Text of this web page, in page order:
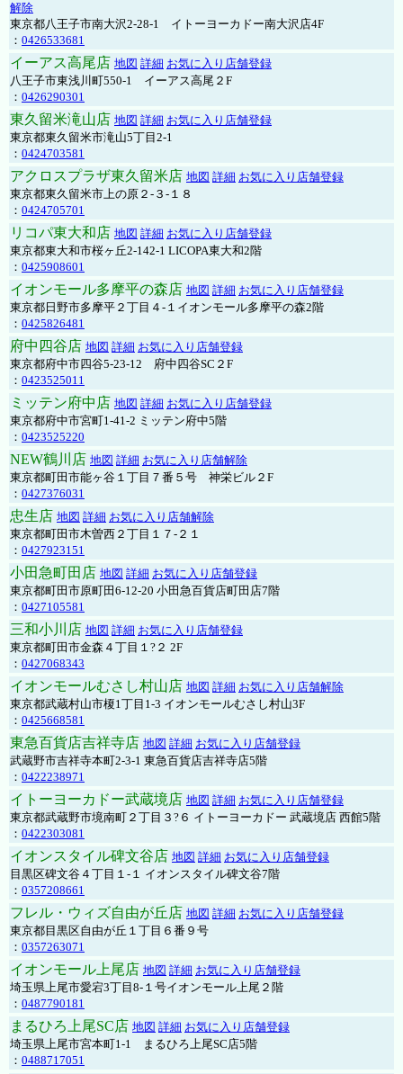
解除
東京都八王子市南大沢2-28-1 イトーヨーカドー南大沢店4F
： 0426533681
イーアス高尾店 地図 詳細 お気に入り店舗登録
八王子市東浅川町550-1 イーアス高尾２F
： 0426290301
東久留米滝山店 地図 詳細 お気に入り店舗登録
東京都東久留米市滝山5丁目2-1
： 0424703581
アクロスプラザ東久留米店 地図 詳細 お気に入り店舗登録
東京都東久留米市上の原２-３-１８
： 0424705701
リコパ東大和店 地図 詳細 お気に入り店舗登録
東京都東大和市桜ヶ丘2-142-1 LICOPA東大和2階
： 0425908601
イオンモール多摩平の森店 地図 詳細 お気に入り店舗登録
東京都日野市多摩平２丁目４-１イオンモール多摩平の森2階
： 0425826481
府中四谷店 地図 詳細 お気に入り店舗登録
東京都府中市四谷5-23-12 府中四谷SC２F
： 0423525011
ミッテン府中店 地図 詳細 お気に入り店舗登録
東京都府中市宮町1-41-2 ミッテン府中5階
： 0423525220
NEW鶴川店 地図 詳細 お気に入り店舗解除
東京都町田市能ヶ谷１丁目７番５号 神栄ビル２F
： 0427376031
忠生店 地図 詳細 お気に入り店舗解除
東京都町田市木曽西２丁目１７-２１
： 0427923151
小田急町田店 地図 詳細 お気に入り店舗登録
東京都町田市原町田6-12-20 小田急百貨店町田店7階
： 0427105581
三和小川店 地図 詳細 お気に入り店舗登録
東京都町田市金森４丁目１?２ 2F
： 0427068343
イオンモールむさし村山店 地図 詳細 お気に入り店舗解除
東京都武蔵村山市榎1丁目1-3 イオンモールむさし村山3F
： 0425668581
東急百貨店吉祥寺店 地図 詳細 お気に入り店舗登録
武蔵野市吉祥寺本町2-3-1 東急百貨店吉祥寺店5階
： 0422238971
イトーヨーカドー武蔵境店 地図 詳細 お気に入り店舗登録
東京都武蔵野市境南町２丁目３?６ イトーヨーカドー 武蔵境店 西館5階
： 0422303081
イオンスタイル碑文谷店 地図 詳細 お気に入り店舗登録
目黒区碑文谷４丁目１-１ イオンスタイル碑文谷7階
： 0357208661
フレル・ウィズ自由が丘店 地図 詳細 お気に入り店舗登録
東京都目黒区自由が丘１丁目６番９号
： 0357263071
イオンモール上尾店 地図 詳細 お気に入り店舗登録
埼玉県上尾市愛宕3丁目8-１号イオンモール上尾２階
： 0487790181
まるひろ上尾SC店 地図 詳細 お気に入り店舗登録
埼玉県上尾市宮本町1-1 まるひろ上尾SC店5階
： 0488717051